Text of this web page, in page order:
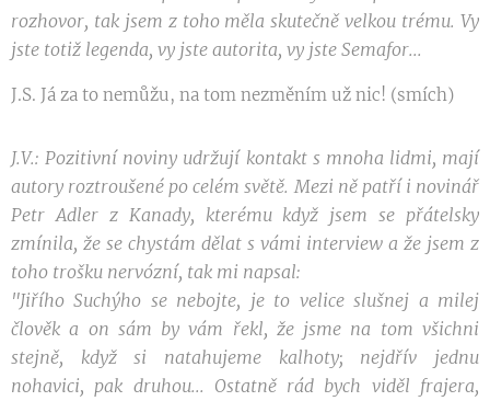
rozhovor, tak jsem z toho měla skutečně velkou trému. Vy
jste totiž legenda, vy jste autorita, vy jste Semafor...
J.S. Já za to nemůžu, na tom nezměním už nic! (smích)
J.V.: Pozitivní noviny udržují kontakt s mnoha lidmi, mají
autory roztroušené po celém světě. Mezi ně patří i novinář
Petr Adler z Kanady, kterému když jsem se přátelsky
zmínila, že se chystám dělat s vámi interview a že jsem z
toho trošku nervózní, tak mi napsal:
"Jiřího Suchýho se nebojte, je to velice slušnej a milej
člověk a on sám by vám řekl, že jsme na tom všichni
stejně, když si natahujeme kalhoty; nejdřív jednu
nohavici, pak druhou... Ostatně rád bych viděl frajera,